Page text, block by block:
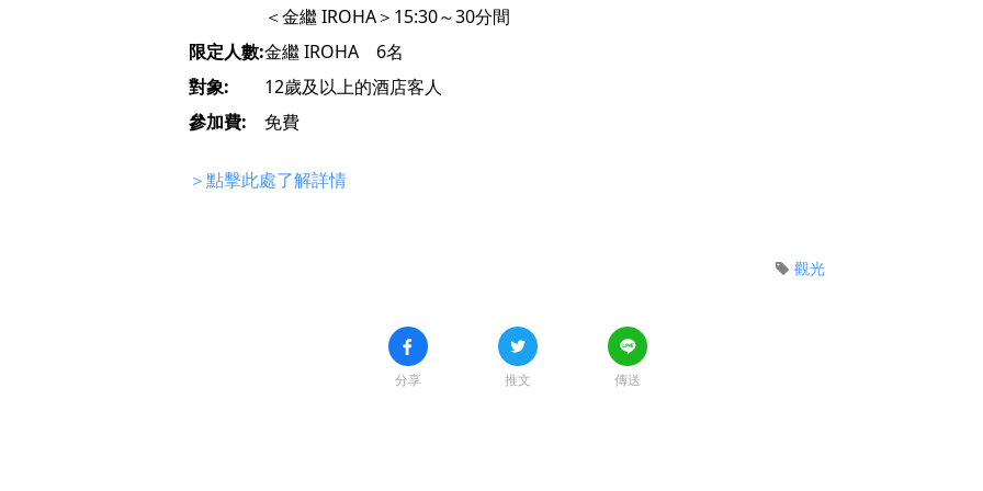
＜金繼 IROHA＞15:30～30分間
限定人數:金繼 IROHA 6名
對象:
12歲及以上的酒店客人
參加費:
免費
＞點擊此處了解詳情
觀光
分享 推文 傳送